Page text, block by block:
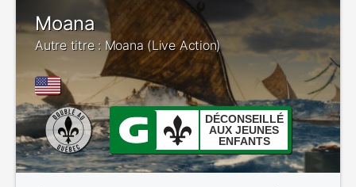
Moana
Autre titre : Moana (Live Action)
DÉCONSEILLÉ
AUX JEUNES
ENFANTS